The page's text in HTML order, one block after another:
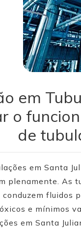
em
o
de
em Santa
plenamente. As
fluidos
e mínimos
em Santa